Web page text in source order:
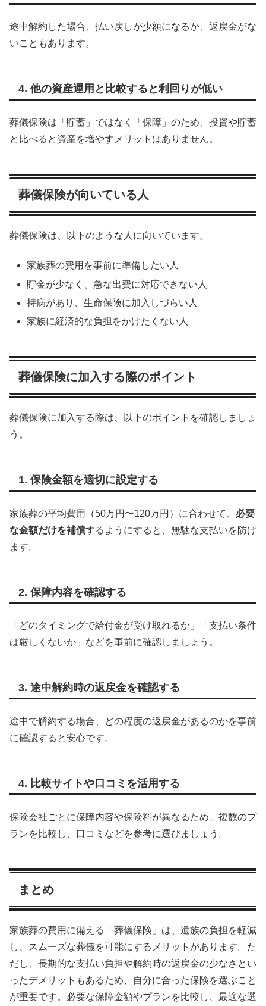
途中解約した場合、払い戻しが少額になるか、返戻金がな
いこともあります。
4. 他の資産運用と比較すると利回りが低い
葬儀保険は「貯蓄」ではなく「保障」のため、投資や貯蓄
と比べると資産を増やすメリットはありません。
葬儀保険が向いている人
葬儀保険は、以下のような人に向いています。
家族葬の費用を事前に準備したい人
貯金が少なく、急な出費に対応できない人
持病があり、生命保険に加入しづらい人
家族に経済的な負担をかけたくない人
葬儀保険に加入する際のポイント
葬儀保険に加入する際は、以下のポイントを確認しましょ
う。
1. 保険金額を適切に設定する
家族葬の平均費用（50万円〜120万円）に合わせて、 必要
な金額だけを補償するようにすると、無駄な支払いを防げ
ます。
2. 保障内容を確認する
「どのタイミングで給付金が受け取れるか」「支払い条件
は厳しくないか」などを事前に確認しましょう。
3. 途中解約時の返戻金を確認する
途中で解約する場合、どの程度の返戻金があるのかを事前
に確認すると安心です。
4. 比較サイトや口コミを活用する
保険会社ごとに保障内容や保険料が異なるため、複数のプ
ランを比較し、口コミなどを参考に選びましょう。
まとめ
家族葬の費用に備える「葬儀保険」は、遺族の負担を軽減
し、スムーズな葬儀を可能にするメリットがあります。た
だし、長期的な支払い負担や解約時の返戻金の少なさとい
ったデメリットもあるため、自分に合った保険を選ぶこと
が重要です。必要な保障金額やプランを比較し、最適な選